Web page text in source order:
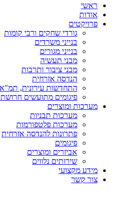
ראשי
אודות
פרויקטים
גורדי שחקים ורבי קומות
בנייני משרדים
בנייני מגורים
מבני תעשיה
מבני ציבור ותרבות
הנדסה אזרחית
התחדשות עירונית, תמ"א
פיגומים מתועשים
מערכות ומוצרים
מערכות תבניות
מערכות פלטפורמות
פתרונות להנדסה אזרחית
פיגומים
אביזרים ומוצרים
שירותים נלווים
מידע מקצועי
צור קשר